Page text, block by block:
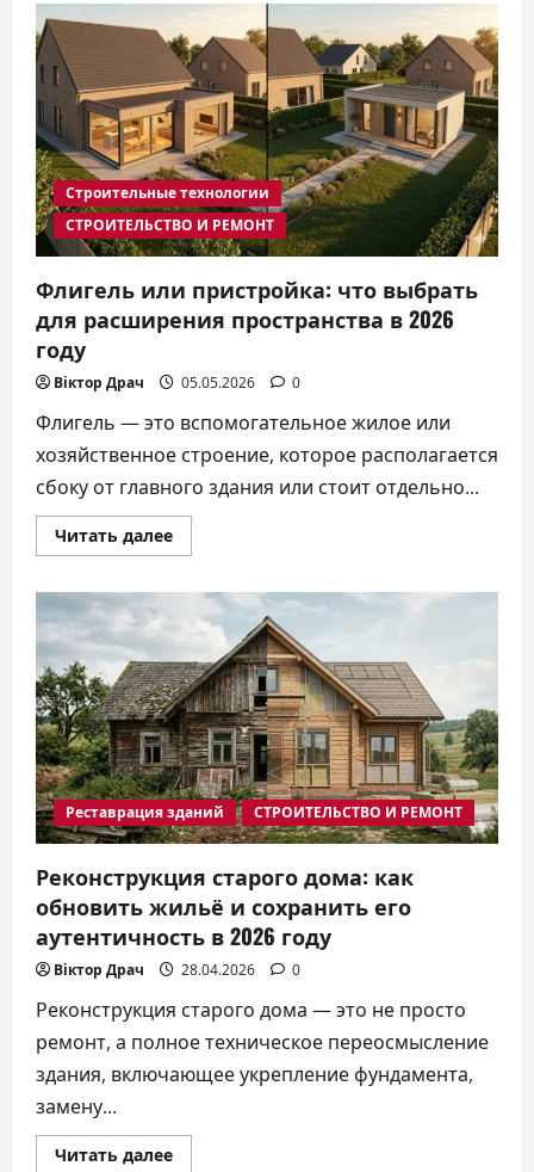
что
это
такое
и
какие
преимущества
она
даёт
дому
в
2026
году
Строительные технологии
СТРОИТЕЛЬСТВО И РЕМОНТ
Флигель или пристройка: что выбрать
для расширения пространства в 2026
году
Віктор Драч 05.05.2026 0
Флигель — это вспомогательное жилое или
хозяйственное строение, которое располагается
сбоку от главного здания или стоит отдельно...
Читать далееПрочитать
больше
или
пристройка:
что
выбрать
для
расширения
пространства
в
2026
году
Реставрация зданий СТРОИТЕЛЬСТВО И РЕМОНТ
Реконструкция старого дома: как
обновить жильё и сохранить его
аутентичность в 2026 году
Віктор Драч 28.04.2026 0
Реконструкция старого дома — это не просто
ремонт, а полное техническое переосмысление
здания, включающее укрепление фундамента,
замену...
Читать далееПрочитать